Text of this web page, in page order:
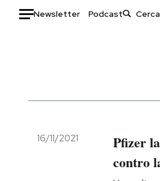
Newsletter Podcast
Italia
Politica
16/11/2021
Pfizer
contro